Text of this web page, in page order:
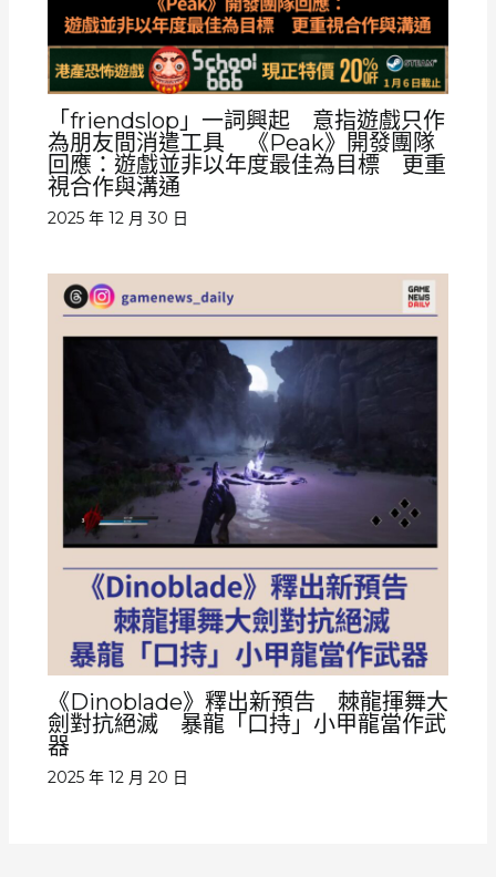
「friendslop」一詞興起 意指遊戲只作
為朋友間消遣工具 《Peak》開發團隊
回應：遊戲並非以年度最佳為目標 更重
視合作與溝通
2025 年 12 月 30 日
《Dinoblade》釋出新預告 棘龍揮舞大
劍對抗絕滅 暴龍「口持」小甲龍當作武
器
2025 年 12 月 20 日